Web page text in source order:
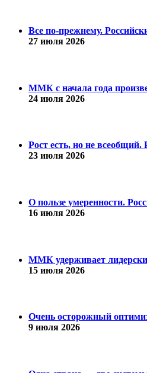
Все по-прежнему.
27 июля 2026
ММК с начала года
24 июля 2026
Рост есть, но не
23 июля 2026
О пользе умеренности.
16 июля 2026
ММК удерживает
15 июля 2026
Очень осторожный
9 июля 2026